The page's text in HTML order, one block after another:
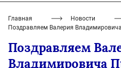
Главная
Новости
Поздравляем Валерия
Поздравляем
Владимировича